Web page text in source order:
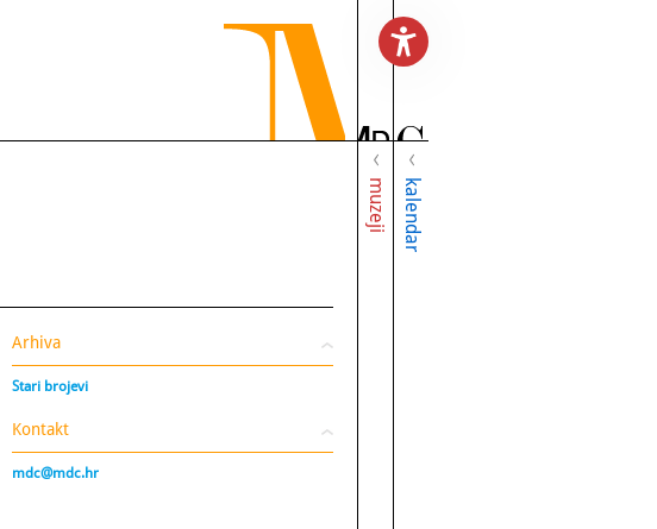
muzeji kalendar
Arhiva
Stari brojevi
Kontakt
mdc@mdc.hr